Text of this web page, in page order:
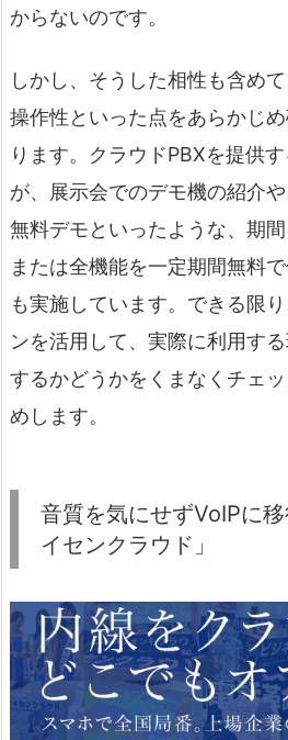
からないのです。
しかし、そうした相性も含め
操作性といった点をあらかじ
ります。クラウドPBXを提供
が、展示会でのデモ機の紹介
無料デモといったような、期
または全機能を一定期間無料
も実施しています。できる限
ンを活用して、実際に利用す
するかどうかをくまなくチェ
めします。
音質を気にせずVoIPに
イセンクラウド」